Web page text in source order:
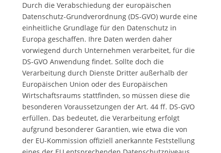
Durch die Verabschiedung der europäischen
Datenschutz-Grundverordnung (DS-GVO) wurde eine
einheitliche Grundlage für den Datenschutz in
Europa geschaffen. Ihre Daten werden daher
vorwiegend durch Unternehmen verarbeitet, für die
DS-GVO Anwendung findet. Sollte doch die
Verarbeitung durch Dienste Dritter außerhalb der
Europäischen Union oder des Europäischen
Wirtschaftsraums stattfinden, so müssen diese die
besonderen Voraussetzungen der Art. 44 ff. DS-GVO
erfüllen. Das bedeutet, die Verarbeitung erfolgt
aufgrund besonderer Garantien, wie etwa die von
der EU-Kommission offiziell anerkannte Feststellung